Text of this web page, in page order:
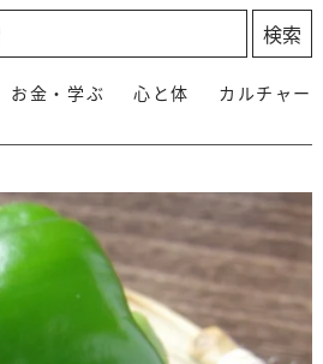
お金・学ぶ 心と体 カルチャー